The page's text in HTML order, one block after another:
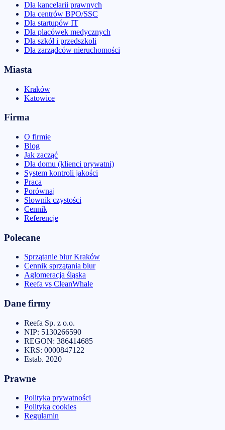
Dla kancelarii prawnych
Dla centrów BPO/SSC
Dla startupów IT
Dla placówek medycznych
Dla szkół i przedszkoli
Dla zarządców nieruchomości
Miasta
Kraków
Katowice
Firma
O firmie
Blog
Jak zacząć
Dla domu (klienci prywatni)
System kontroli jakości
Praca
Porównaj
Słownik czystości
Cennik
Referencje
Polecane
Sprzątanie biur Kraków
Cennik sprzątania biur
Aglomeracja śląska
Reefa vs CleanWhale
Dane firmy
Reefa Sp. z o.o.
NIP: 5130266590
REGON: 386414685
KRS: 0000847122
Estab. 2020
Prawne
Polityka prywatności
Polityka cookies
Regulamin